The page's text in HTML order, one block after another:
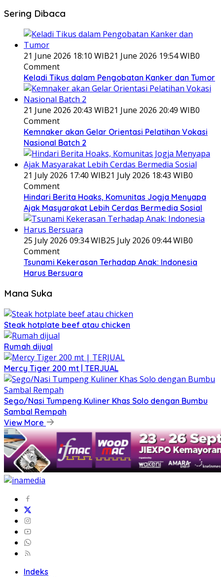
Sering Dibaca
21 June 2026 18:10 WIB21 June 2026 19:54 WIB0
Comment
Keladi Tikus dalam Pengobatan Kanker dan Tumor
21 June 2026 20:43 WIB21 June 2026 20:49 WIB0
Comment
Kemnaker akan Gelar Orientasi Pelatihan Vokasi
Nasional Batch 2
21 July 2026 17:40 WIB21 July 2026 18:43 WIB0
Comment
Hindari Berita Hoaks, Komunitas Jogja Menyapa
Ajak Masyarakat Lebih Cerdas Bermedia Sosial
25 July 2026 09:34 WIB25 July 2026 09:44 WIB0
Comment
Tsunami Kekerasan Terhadap Anak: Indonesia
Harus Bersuara
Mana Suka
Steak hotplate beef atau chicken
Rumah dijual
Mercy Tiger 200 mt | TERJUAL
Sego/Nasi Tumpeng Kuliner Khas Solo dengan Bumbu
Sambal Rempah
View More
Indeks